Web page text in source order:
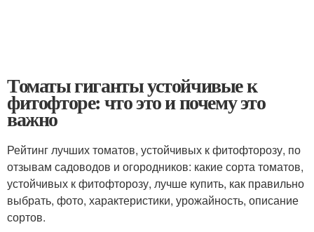
Томаты гиганты устойчивые к
фитофторе: что это и почему это
важно
Рейтинг лучших томатов, устойчивых к фитофторозу, по
отзывам садоводов и огородников: какие сорта томатов,
устойчивых к фитофторозу, лучше купить, как правильно
выбрать, фото, характеристики, урожайность, описание
сортов.